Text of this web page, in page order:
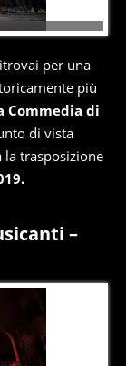
per una
più
Commedia di
di vista
la trasposizione
–